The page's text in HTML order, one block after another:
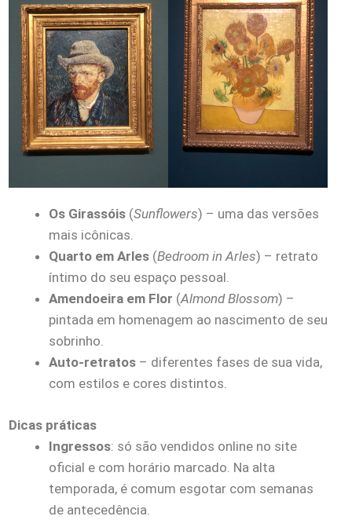
Os Girassóis (Sunflowers) – uma das versões
mais icônicas.
Quarto em Arles (Bedroom in Arles) – retrato
íntimo do seu espaço pessoal.
Amendoeira em Flor (Almond Blossom) –
pintada em homenagem ao nascimento de seu
sobrinho.
Auto-retratos – diferentes fases de sua vida,
com estilos e cores distintos.
Dicas práticas
Ingressos: só são vendidos online no site
oficial e com horário marcado. Na alta
temporada, é comum esgotar com semanas
de antecedência.